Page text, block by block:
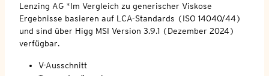
Lenzing AG *Im Vergleich zu generischer Viskose
Ergebnisse basieren auf LCA-Standards (ISO 14040/44)
und sind über Higg MSI Version 3.9.1 (Dezember 2024)
verfügbar.
V-Ausschnitt